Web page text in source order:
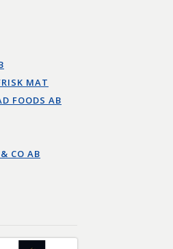
MAT
FOODS AB
CO AB